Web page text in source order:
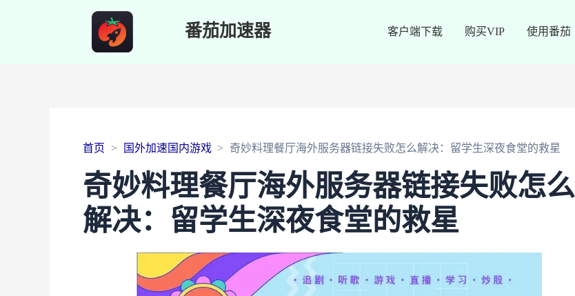
番茄加速器 客户端下载 购买VIP 使用番茄
首页 国外加速国内游戏 奇妙料理餐厅海外服务器链接失败怎么解决：留学生深夜食堂的救星
奇妙料理餐厅海外服务器链接失败怎么
解决：留学生深夜食堂的救星